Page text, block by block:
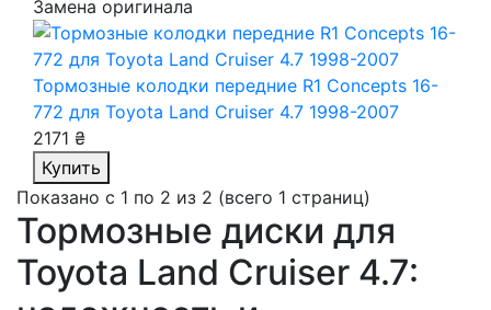
Замена оригинала
Тормозные колодки передние R1 Concepts 16-
772 для Toyota Land Cruiser 4.7 1998-2007
2171 ₴
Купить
Показано с 1 по 2 из 2 (всего 1 страниц)
Тормозные диски для
Toyota Land Cruiser 4.7: